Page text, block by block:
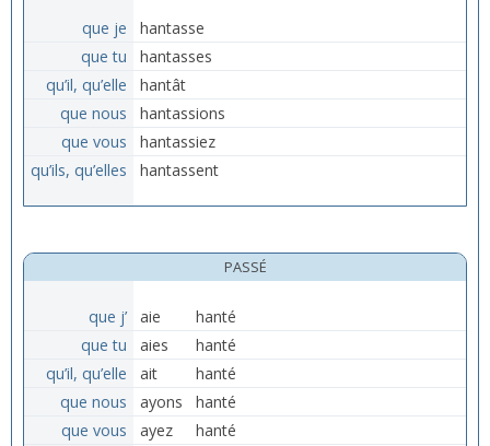
que je
hantasse
que tu
hantasses
qu’il, qu’elle
hantât
que nous
hantassions
que vous
hantassiez
qu’ils, qu’elles
hantassent
PASSÉ
que j’ aie
hanté
que tu
aies
hanté
qu’il, qu’elle
ait
hanté
que nous
ayons
hanté
que vous
ayez
hanté